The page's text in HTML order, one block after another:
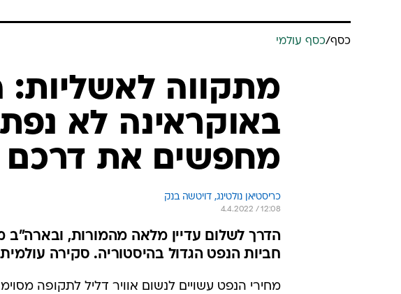
כסף/כסף עולמי
מתקווה
באוקראינה לא
מחפשים את דרכם
כריסטיאן נולטינג, דויטשה בנק
4.4.2022 / 12:08
הדרך לשלום עדיין מלאה מהמורות,
חביות הנפט הגדול בהיסטוריה. סקירה עולמית
מחירי הנפט עשויים לנשום אוויר דליל לתקופה